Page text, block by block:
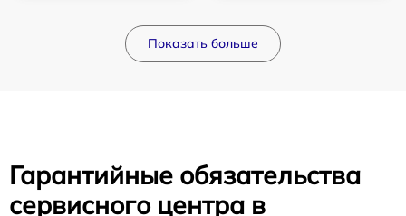
Показать больше
Гарантийные обязательства
сервисного центра в